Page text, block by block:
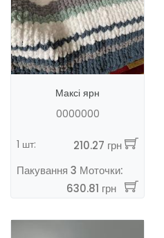
Максі ярн
0000000
1 шт:
210.27 грн
Пакування 3 Моточки:
630.81 грн